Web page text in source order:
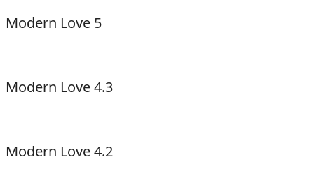
Modern Love 5
Modern Love 4.3
Modern Love 4.2